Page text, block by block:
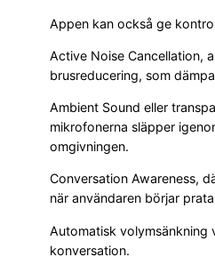
Appen kan också ge
Active Noise Cancellation,
brusreducering, som
Ambient Sound eller
mikrofonerna släpper
omgivningen.
Conversation Awareness,
när användaren börjar
Automatisk volymsänkning
konversation.